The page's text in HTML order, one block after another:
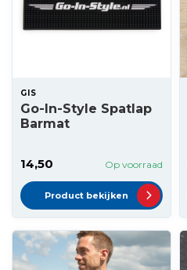
GIS
Go-In-Style Spatlap
Barmat
14,50 Op voorraad
Product bekijken